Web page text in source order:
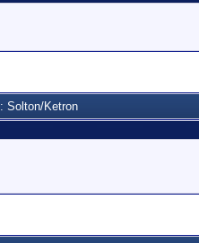
: Solton/Ketron